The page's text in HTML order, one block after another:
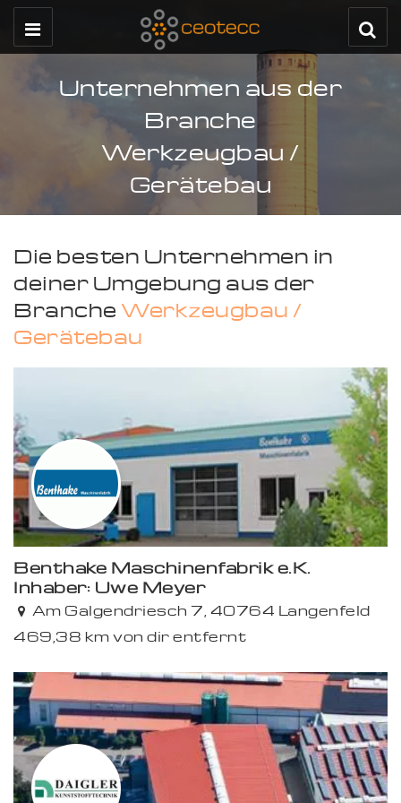
Unternehmen aus der
Branche
Werkzeugbau /
Gerätebau
Die besten Unternehmen in
deiner Umgebung aus der
Branche Werkzeugbau /
Gerätebau
Premium
Benthake Maschinenfabrik e.K.
Inhaber: Uwe Meyer
Am Galgendriesch 7, 40764 Langenfeld
469,38 km von dir entfernt